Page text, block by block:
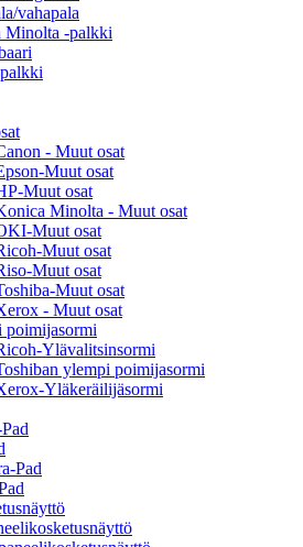
vahapala
Minolta -palkki
- Muut osat
Muut osat
Muut osat
Minolta - Muut osat
Muut osat
Muut osat
Muut osat
Muut osat
- Muut osat
poimijasormi
Ylävalitsinsormi
ylempi poimijasormi
Yläkeräilijäsormi
Pad